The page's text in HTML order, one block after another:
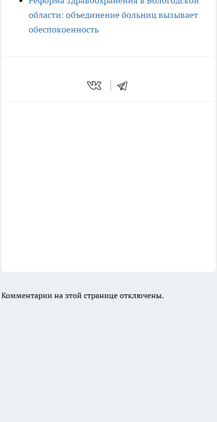
области: объединение больниц вызывает
обеспокоенность
Комментарии на этой странице отключены.